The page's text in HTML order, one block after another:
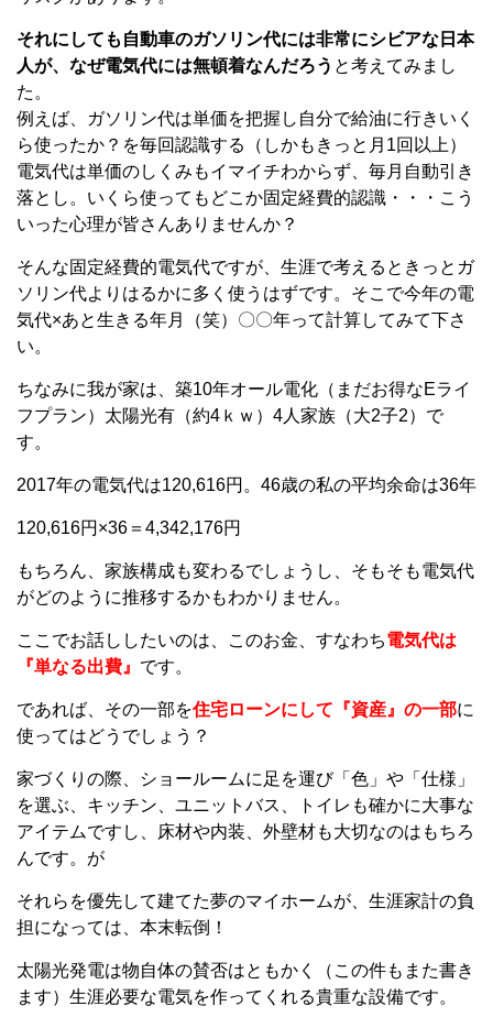
それにしても自動車のガソリン代には非常にシビアな日本
人が、なぜ電気代には無頓着なんだろう と考えてみまし
た。
例えば、ガソリン代は単価を把握し自分で給油に行きいく
ら使ったか？を毎回認識する（しかもきっと月1回以上）
電気代は単価のしくみもイマイチわからず、毎月自動引き
落とし。いくら使ってもどこか固定経費的認識・・・こう
いった心理が皆さんありませんか？
そんな固定経費的電気代ですが、生涯で考えるときっとガ
ソリン代よりはるかに多く使うはずです。そこで今年の電
気代×あと生きる年月（笑）〇〇年って計算してみて下さ
い。
ちなみに我が家は、築10年オール電化（まだお得なEライ
フプラン）太陽光有（約4ｋｗ）4人家族（大2子2）で
す。
2017年の電気代は120,616円。46歳の私の平均余命は36年
120,616円×36＝4,342,176円
もちろん、家族構成も変わるでしょうし、そもそも電気代
がどのように推移するかもわかりません。
ここでお話ししたいのは、このお金、すなわち電気代は
『単なる出費』 です。
であれば、その一部を住宅ローンにして『資産』の一部に
使ってはどうでしょう？
家づくりの際、ショールームに足を運び「色」や「仕様」
を選ぶ、キッチン、ユニットバス、トイレも確かに大事な
アイテムですし、床材や内装、外壁材も大切なのはもちろ
んです。が
それらを優先して建てた夢のマイホームが、生涯家計の負
担になっては、本末転倒！
太陽光発電は物自体の賛否はともかく（この件もまた書き
ます）生涯必要な電気を作ってくれる貴重な設備です。